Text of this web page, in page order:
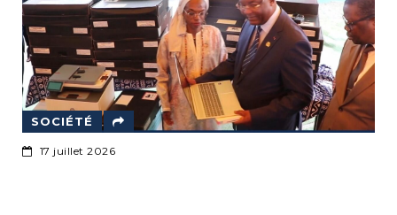
SOCIÉTÉ
17 juillet 2026